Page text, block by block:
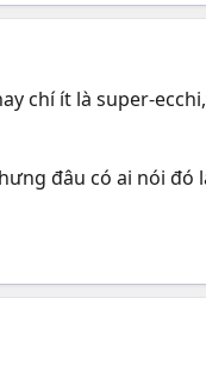
chí ít là super-
đâu có ai nói đó